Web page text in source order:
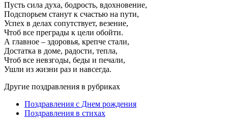
Пусть сила духа, бодрость, вдохновение,
Подспорьем станут к счастью на пути,
Успех в делах сопутствует, везение,
Чтоб все преграды к цели обойти.
А главное – здоровья, крепче стали,
Достатка в доме, радости, тепла,
Чтоб все невзгоды, беды и печали,
Ушли из жизни раз и навсегда.
Другие поздравления в рубриках
Поздравления с Днем рождения
Поздравления в стихах